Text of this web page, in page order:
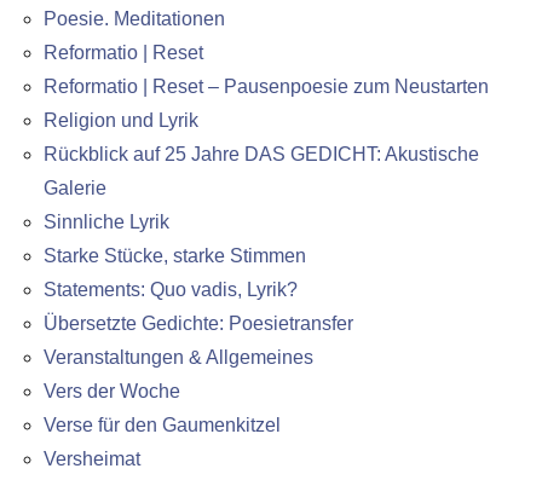
Poesie. Meditationen
Reformatio | Reset
Reformatio | Reset – Pausenpoesie zum Neustarten
Religion und Lyrik
Rückblick auf 25 Jahre DAS GEDICHT: Akustische
Galerie
Sinnliche Lyrik
Starke Stücke, starke Stimmen
Statements: Quo vadis, Lyrik?
Übersetzte Gedichte: Poesietransfer
Veranstaltungen & Allgemeines
Vers der Woche
Verse für den Gaumenkitzel
Versheimat